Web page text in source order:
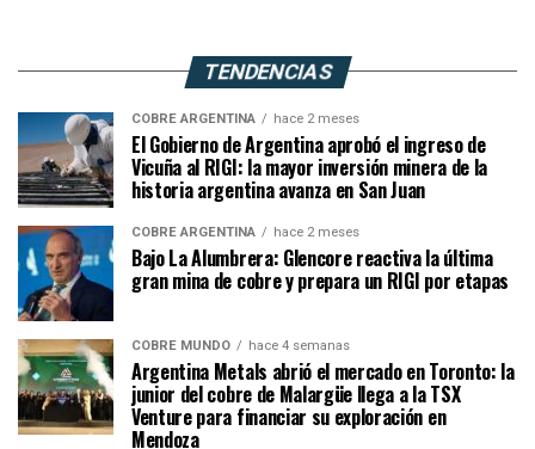
TENDENCIAS
COBRE ARGENTINA hace 2 meses
El Gobierno de Argentina aprobó el ingreso de
Vicuña al RIGI: la mayor inversión minera de la
historia argentina avanza en San Juan
COBRE ARGENTINA hace 2 meses
Bajo La Alumbrera: Glencore reactiva la última
gran mina de cobre y prepara un RIGI por etapas
COBRE MUNDO hace 4 semanas
Argentina Metals abrió el mercado en Toronto: la
junior del cobre de Malargüe llega a la TSX
Venture para financiar su exploración en
Mendoza